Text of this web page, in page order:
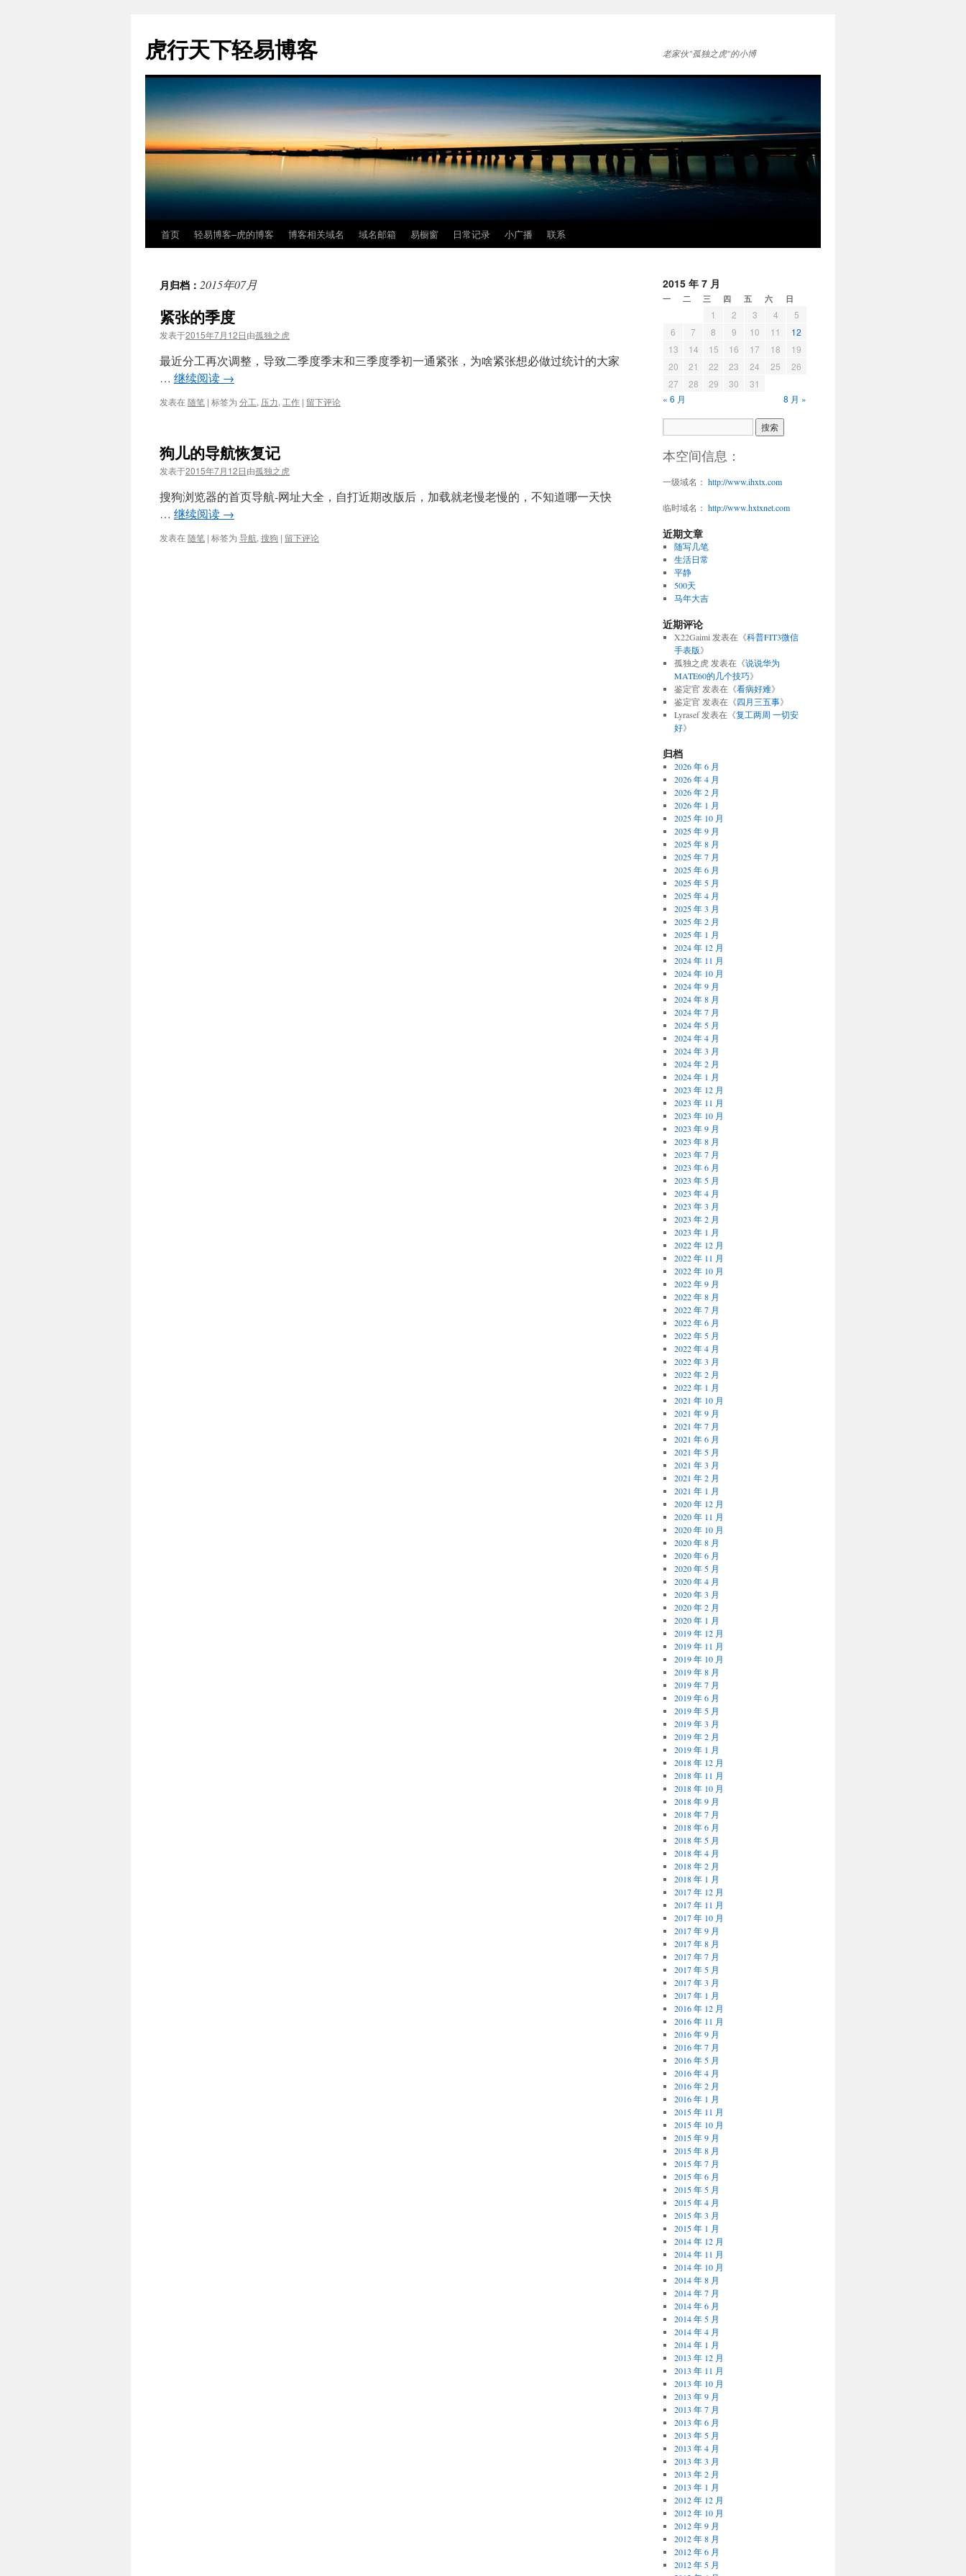
虎行天下轻易博客 老家伙"孤独之虎"的小博
正
首页 轻易博客–虎的博客 博客相关域名 域名邮箱 易橱窗 日常记录 小广播 联系
月归档： 2015年07月
紧张的季度
发表于2015年7月12日由孤独之虎
最近分工再次调整，导致二季度季末和三季度季初一通紧张，为啥紧张想必做过统计的大家
… 继续阅读 →
发表在随笔 | 标签为 分工, 压力, 工作 | 留下评论
狗儿的导航恢复记
发表于2015年7月12日由孤独之虎
搜狗浏览器的首页导航-网址大全，自打近期改版后，加载就老慢老慢的，不知道哪一天快
… 继续阅读 →
发表在随笔 | 标签为 导航, 搜狗 | 留下评论
2015 年 7 月
一 二 三 四 五 六 日
1 2 3 4
5
6
7 8 9 10 11
12
13
14 15 16 17 18
19
20
21 22 23 24 25
26
27
28 29 30
31
« 6 月
8 月 »
本空间信息：
一级域名： http://www.ihxtx.com
临时域名： http://www.hxtxnet.com
近期文章
随写几笔
生活日常
平静
500天
马年大吉
近期评论
X22Gaimi 发表在《科普FIT3微信
手表版》
孤独之虎 发表在《说说华为
MATE60的几个技巧》
鉴定官 发表在《看病好难》
鉴定官 发表在《四月三五事》
Lyrasef发表在《复工两周 一切安
好》
归档
2026 年 6 月
2026 年 4 月
2026 年 2 月
2026 年 1 月
2025 年 10 月
2025 年 9 月
2025 年 8 月
2025 年 7 月
2025 年 6 月
2025 年 5 月
2025 年 4 月
2025 年 3 月
2025 年 2 月
2025 年 1 月
2024 年 12 月
2024 年 11 月
2024 年 10 月
2024 年 9 月
2024 年 8 月
2024 年 7 月
2024 年 5 月
2024 年 4 月
2024 年 3 月
2024 年 2 月
2024 年 1 月
2023 年 12 月
2023 年 11 月
2023 年 10 月
2023 年 9 月
2023 年 8 月
2023 年 7 月
2023 年 6 月
2023 年 5 月
2023 年 4 月
2023 年 3 月
2023 年 2 月
2023 年 1 月
2022 年 12 月
2022 年 11 月
2022 年 10 月
2022 年 9 月
2022 年 8 月
2022 年 7 月
2022 年 6 月
2022 年 5 月
2022 年 4 月
2022 年 3 月
2022 年 2 月
2022 年 1 月
2021 年 10 月
2021 年 9 月
2021 年 7 月
2021 年 6 月
2021 年 5 月
2021 年 3 月
2021 年 2 月
2021 年 1 月
2020 年 12 月
2020 年 11 月
2020 年 10 月
2020 年 8 月
2020 年 6 月
2020 年 5 月
2020 年 4 月
2020 年 3 月
2020 年 2 月
2020 年 1 月
2019 年 12 月
2019 年 11 月
2019 年 10 月
2019 年 8 月
2019 年 7 月
2019 年 6 月
2019 年 5 月
2019 年 3 月
2019 年 2 月
2019 年 1 月
2018 年 12 月
2018 年 11 月
2018 年 10 月
2018 年 9 月
2018 年 7 月
2018 年 6 月
2018 年 5 月
2018 年 4 月
2018 年 2 月
2018 年 1 月
2017 年 12 月
2017 年 11 月
2017 年 10 月
2017 年 9 月
2017 年 8 月
2017 年 7 月
2017 年 5 月
2017 年 3 月
2017 年 1 月
2016 年 12 月
2016 年 11 月
2016 年 9 月
2016 年 7 月
2016 年 5 月
2016 年 4 月
2016 年 2 月
2016 年 1 月
2015 年 11 月
2015 年 10 月
2015 年 9 月
2015 年 8 月
2015 年 7 月
2015 年 6 月
2015 年 5 月
2015 年 4 月
2015 年 3 月
2015 年 1 月
2014 年 12 月
2014 年 11 月
2014 年 10 月
2014 年 8 月
2014 年 7 月
2014 年 6 月
2014 年 5 月
2014 年 4 月
2014 年 1 月
2013 年 12 月
2013 年 11 月
2013 年 10 月
2013 年 9 月
2013 年 7 月
2013 年 6 月
2013 年 5 月
2013 年 4 月
2013 年 3 月
2013 年 2 月
2013 年 1 月
2012 年 12 月
2012 年 10 月
2012 年 9 月
2012 年 8 月
2012 年 6 月
2012 年 5 月